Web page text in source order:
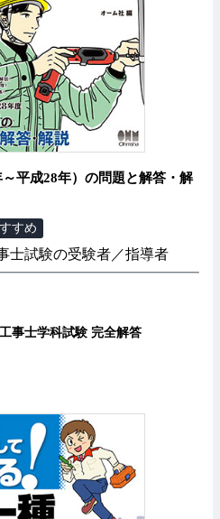
平成28年）の問題と解答・解
すめ
士試験の受験者／指導者
事士学科試験 完全解答